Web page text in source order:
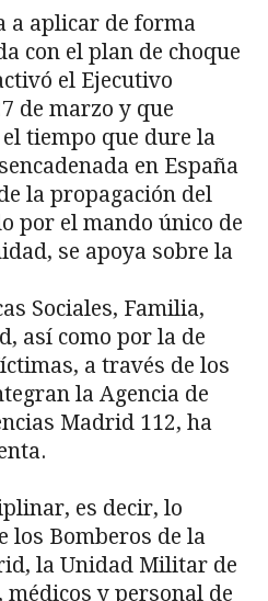
a aplicar de forma
con el plan de choque
el Ejecutivo
de marzo y que
tiempo que dure la
en España
la propagación del
por el mando único de
se apoya sobre la
Sociales, Familia,
así como por la de
a través de los
la Agencia de
Madrid 112, ha
es decir, lo
los Bomberos de la
la Unidad Militar de
médicos y personal de